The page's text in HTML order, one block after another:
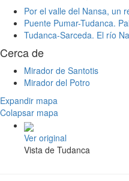
Por el valle del Nansa, un
Puente Pumar-Tudanca.
Tudanca-Sarceda. El río
Cerca de
Mirador de Santotis
Mirador del Potro
Expandir mapa
Colapsar mapa
Ver original
Vista de Tudanca